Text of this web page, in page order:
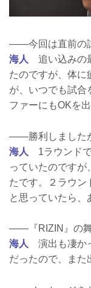
――今回は直前の
海人
追い込みの
たのですが、体に
が、いつでも試合
ファーにもOKを出
――勝利しました
海人
1ラウンド
っていたのですが
たです。２ラウン
と思っていたら、
――『RIZIN』の舞
海人
演出も凄か
だったので、また